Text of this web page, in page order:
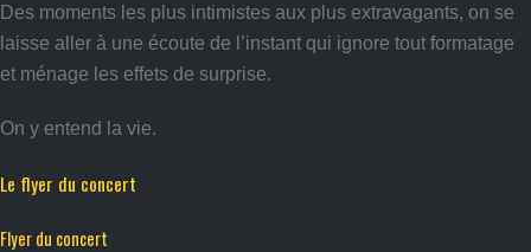
Des moments les plus intimistes aux plus extravagants, on se
laisse aller à une écoute de l’instant qui ignore tout formatage
et ménage les effets de surprise.
On y entend la vie.
Le flyer du concert
Flyer du concert